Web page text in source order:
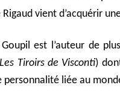
Rigaud vient d’acquérir
est l’auteur de
Tiroirs de Visconti)
personnalité liée au